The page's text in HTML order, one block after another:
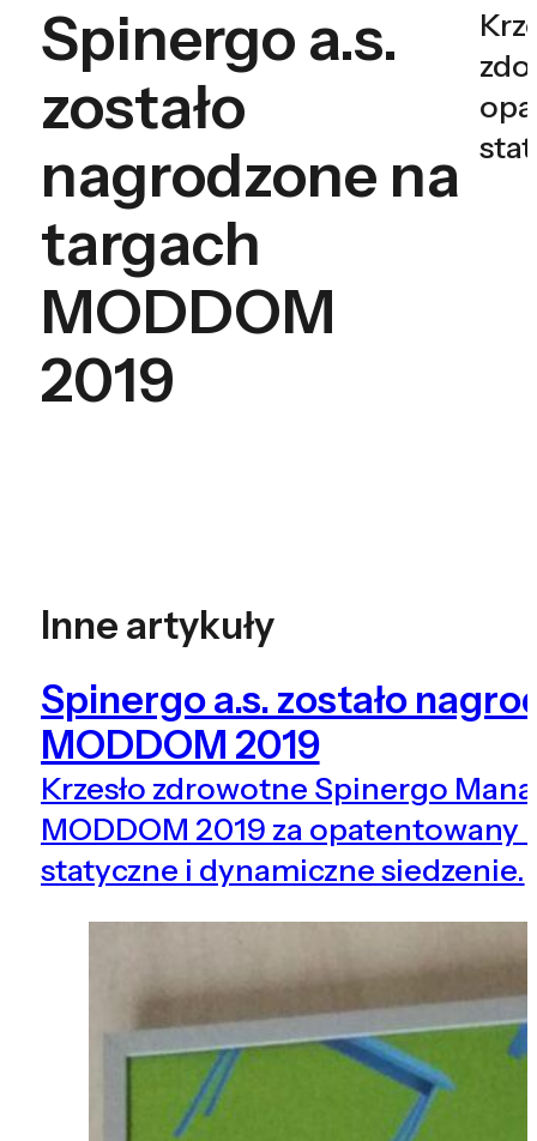
Spinergo a.s.
zostało
nagrodzone na
targach
MODDOM
2019
Inne artykuły
Spinergo a.s. zostało
MODDOM 2019
Krzesło zdrowotne Spinergo
MODDOM 2019 za
statyczne i dynamiczne siedzenie.